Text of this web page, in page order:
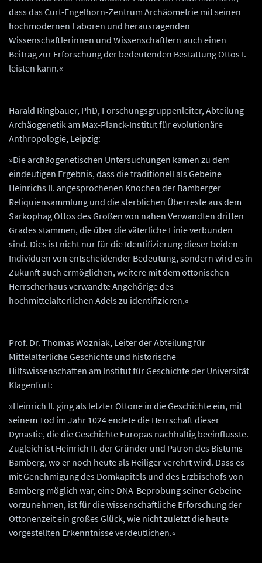
dass das Curt-Engelhorn-Zentrum Archäometrie mit seinen
hochmodernen Laboren und herausragenden
Wissenschaftlerinnen und Wissenschaftlern auch einen
Beitrag zur Erforschung der bedeutenden Bestattung Ottos I.
leisten kann.«
Harald Ringbauer, PhD, Forschungsgruppenleiter, Abteilung
Archäogenetik am Max-Planck-Institut für evolutionäre
Anthropologie, Leipzig:
»Die archäogenetischen Untersuchungen kamen zu dem
eindeutigen Ergebnis, dass die traditionell als Gebeine
Heinrichs II. angesprochenen Knochen der Bamberger
Reliquiensammlung und die sterblichen Überreste aus dem
Sarkophag Ottos des Großen von nahen Verwandten dritten
Grades stammen, die über die väterliche Linie verbunden
sind. Dies ist nicht nur für die Identifizierung dieser beiden
Individuen von entscheidender Bedeutung, sondern wird es in
Zukunft auch ermöglichen, weitere mit dem ottonischen
Herrscherhaus verwandte Angehörige des
hochmittelalterlichen Adels zu identifizieren.«
Prof. Dr. Thomas Wozniak, Leiter der Abteilung für
Mittelalterliche Geschichte und historische
Hilfswissenschaften am Institut für Geschichte der Universität
Klagenfurt:
»Heinrich II. ging als letzter Ottone in die Geschichte ein, mit
seinem Tod im Jahr 1024 endete die Herrschaft dieser
Dynastie, die die Geschichte Europas nachhaltig beeinflusste.
Zugleich ist Heinrich II. der Gründer und Patron des Bistums
Bamberg, wo er noch heute als Heiliger verehrt wird. Dass es
mit Genehmigung des Domkapitels und des Erzbischofs von
Bamberg möglich war, eine DNA-Beprobung seiner Gebeine
vorzunehmen, ist für die wissenschaftliche Erforschung der
Ottonenzeit ein großes Glück, wie nicht zuletzt die heute
vorgestellten Erkenntnisse verdeutlichen.«